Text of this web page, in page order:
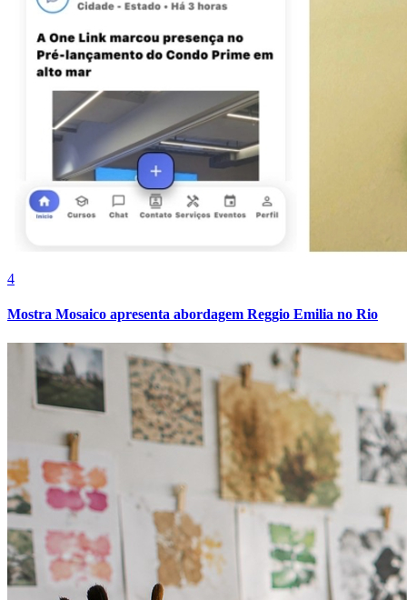
4
Mostra Mosaico apresenta abordagem Reggio Emilia no Rio